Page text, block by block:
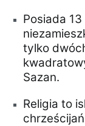
Posiada
tylko
Sazan.
Religia to